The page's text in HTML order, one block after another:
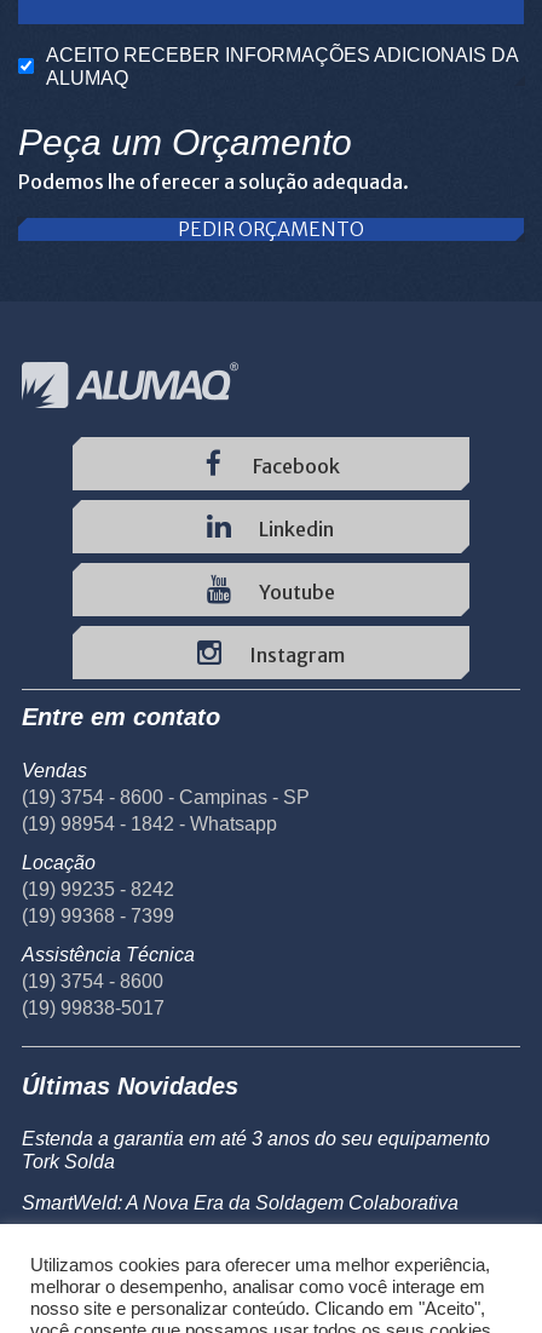
ACEITO RECEBER INFORMAÇÕES ADICIONAIS DA
ALUMAQ
Peça um Orçamento
Podemos lhe oferecer a solução adequada.
PEDIR ORÇAMENTO
Facebook
Linkedin
Youtube
Instagram
Entre em contato
Vendas
(19) 3754 - 8600 - Campinas - SP
(19) 98954 - 1842 - Whatsapp
Locação
(19) 99235 - 8242
(19) 99368 - 7399
Assistência Técnica
(19) 3754 - 8600
(19) 99838-5017
Últimas Novidades
Estenda a garantia em até 3 anos do seu equipamento
Tork Solda
SmartWeld: A Nova Era da Soldagem Colaborativa
Powermax 45 SYNC
Utilizamos cookies para oferecer uma melhor experiência,
melhorar o desempenho, analisar como você interage em
nosso site e personalizar conteúdo. Clicando em "Aceito",